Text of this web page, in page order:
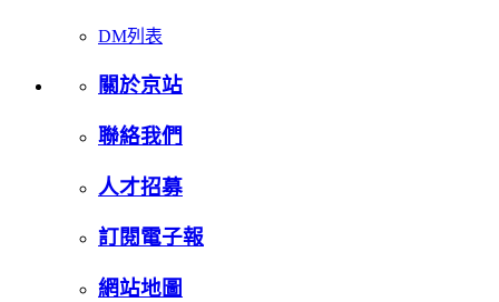
DM列表
關於京站
聯絡我們
人才招募
訂閱電子報
網站地圖